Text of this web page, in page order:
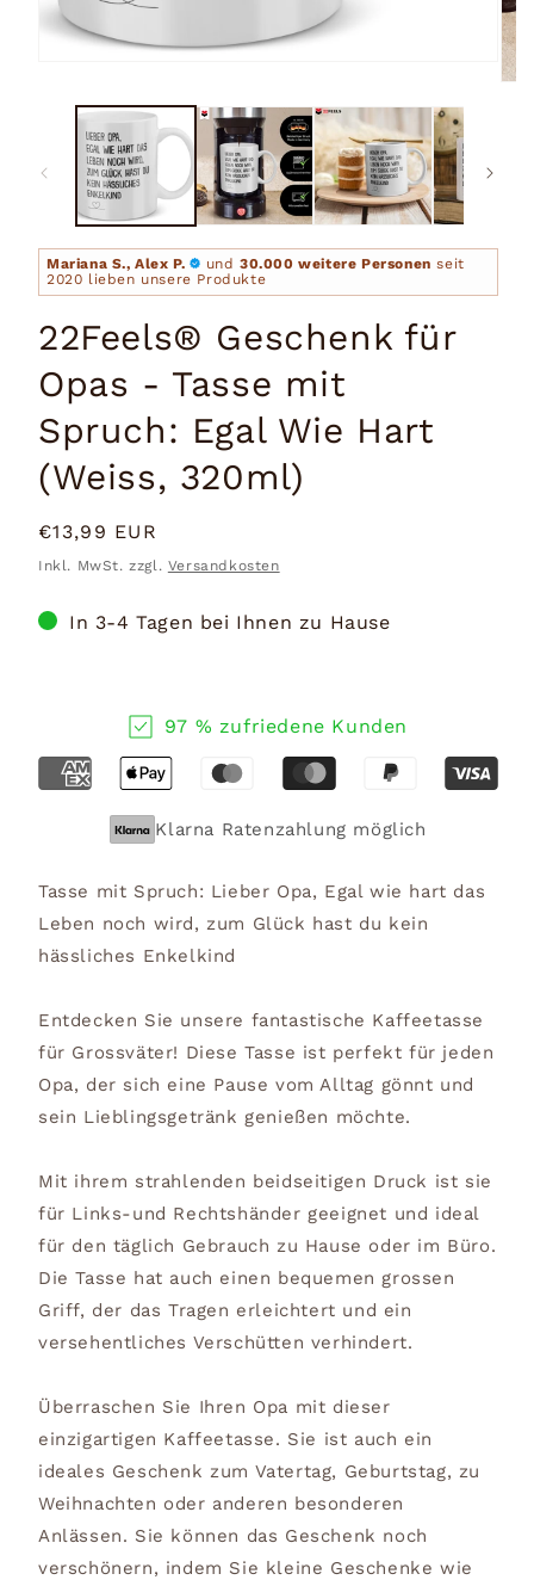
Modal
Mariana S., Alex P. und 30.000 weitere Personen seit
2020 lieben unsere Produkte
22Feels® Geschenk für
Opas - Tasse mit
Spruch: Egal Wie Hart
(Weiss, 320ml)
Normaler
Preis
€13,99 EUR
Inkl. MwSt. zzgl. Versandkosten
In 3-4 Tagen bei Ihnen zu Hause
97 % zufriedene Kunden
Klarna Ratenzahlung möglich
Tasse mit Spruch: Lieber Opa, Egal wie hart das
Leben noch wird, zum Glück hast du kein
hässliches Enkelkind
Entdecken Sie unsere fantastische Kaffeetasse
für Grossväter! Diese Tasse ist perfekt für jeden
Opa, der sich eine Pause vom Alltag gönnt und
sein Lieblingsgetränk genießen möchte.
Mit ihrem strahlenden beidseitigen Druck ist sie
für Links-und Rechtshänder geeignet und ideal
für den täglich Gebrauch zu Hause oder im Büro.
Die Tasse hat auch einen bequemen grossen
Griff, der das Tragen erleichtert und ein
versehentliches Verschütten verhindert.
Überraschen Sie Ihren Opa mit dieser
einzigartigen Kaffeetasse. Sie ist auch ein
ideales Geschenk zum Vatertag, Geburtstag, zu
Weihnachten oder anderen besonderen
Anlässen. Sie können das Geschenk noch
verschönern, indem Sie kleine Geschenke wie